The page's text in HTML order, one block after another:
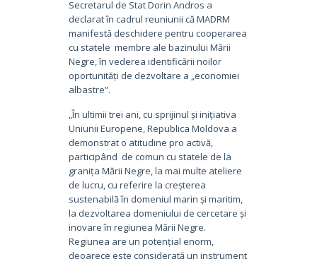
Secretarul de Stat Dorin Andros a
declarat în cadrul reuniunii că MADRM
manifestă deschidere pentru cooperarea
cu statele membre ale bazinului Mării
Negre, în vederea identificării noilor
oportunități de dezvoltare a „economiei
albastre”.
„În ultimii trei ani, cu sprijinul și inițiativa
Uniunii Europene, Republica Moldova a
demonstrat o atitudine pro activă,
participând de comun cu statele de la
granița Mării Negre, la mai multe ateliere
de lucru, cu referire la creșterea
sustenabilă în domeniul marin și maritim,
la dezvoltarea domeniului de cercetare și
inovare în regiunea Mării Negre.
Regiunea are un potențial enorm,
deoarece este considerată un instrument